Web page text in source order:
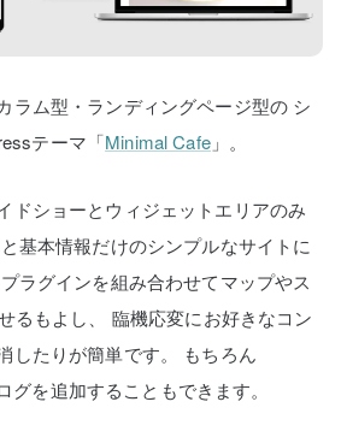
ラム型・ランディングページ型の シ
テーマ「Minimal Cafe」。
ドショーとウィジェットエリアのみ
基本情報だけのシンプルなサイトに
ラグインを組み合わせてマップやス
るもよし、
臨機応変にお好きなコン
したりが簡単です。
もちろん
を追加することもできます。